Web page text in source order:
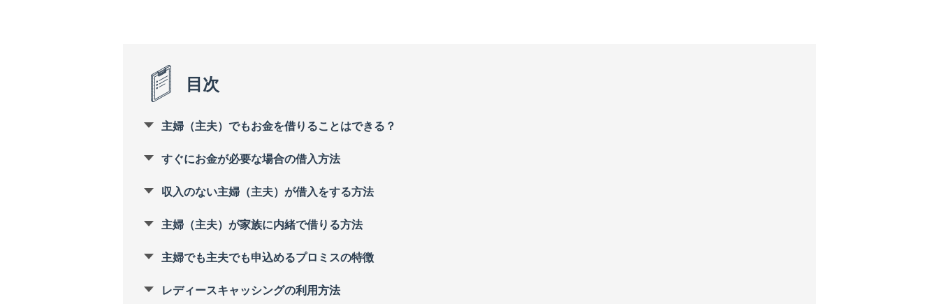
目次
主婦（主夫）でもお金を借りることはできる？
すぐにお金が必要な場合の借入方法
収入のない主婦（主夫）が借入をする方法
主婦（主夫）が家族に内緒で借りる方法
主婦でも主夫でも申込めるプロミスの特徴
レディースキャッシングの利用方法